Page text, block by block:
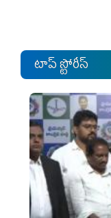
టాప్ స్టోరీస్